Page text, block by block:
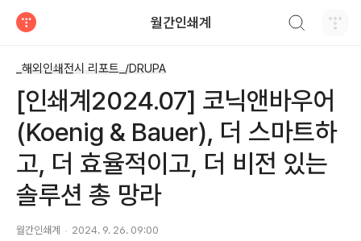
월간인쇄계
_해외인쇄전시 리포트_/DRUPA
[인쇄계2024.07] 코닉앤바우어
(Koenig & Bauer), 더 스마트하
고, 더 효율적이고, 더 비전 있는
솔루션 총 망라
월간인쇄계 2024. 9. 26. 09:00